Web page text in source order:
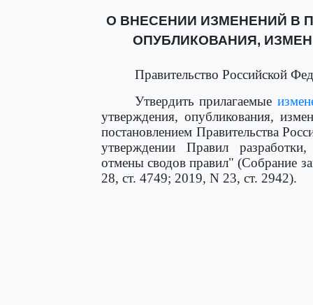
О ВНЕСЕНИИ ИЗМЕНЕНИЙ В
ОПУБЛИКОВАНИЯ,
Правительство Российской
Утвердить прилагаемые
утверждения, опубликования,
постановлением Правительства
утверждении Правил
отмены сводов правил" (Собрание
28, ст. 4749; 2019, N 23, ст. 2942).